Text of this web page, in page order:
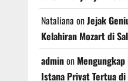
Nataliana onJejak
Kelahiran Mozart di
adminon
Istana Privat Tertua